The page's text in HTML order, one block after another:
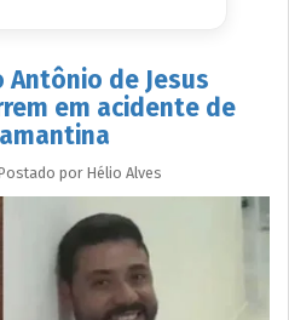
de Jesus
em acidente de
porHélio Alves